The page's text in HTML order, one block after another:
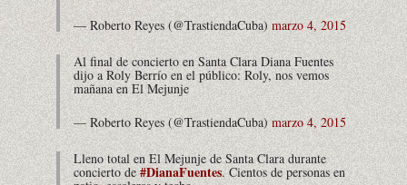
— Roberto Reyes (@TrastiendaCuba)marzo 4, 2015
Al final de concierto en Santa Clara Diana Fuentes
dijo a Roly Berrío en el público: Roly, nos vemos
mañana en El Mejunje
— Roberto Reyes (@TrastiendaCuba)marzo 4, 2015
Lleno total en El Mejunje de Santa Clara durante
concierto de#DianaFuentes. Cientos de personas en